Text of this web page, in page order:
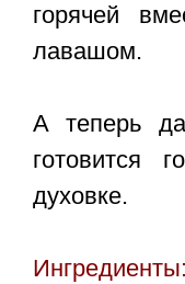
горячей
лавашом.
А теперь
готовится
духовке.
Ингредиенты: